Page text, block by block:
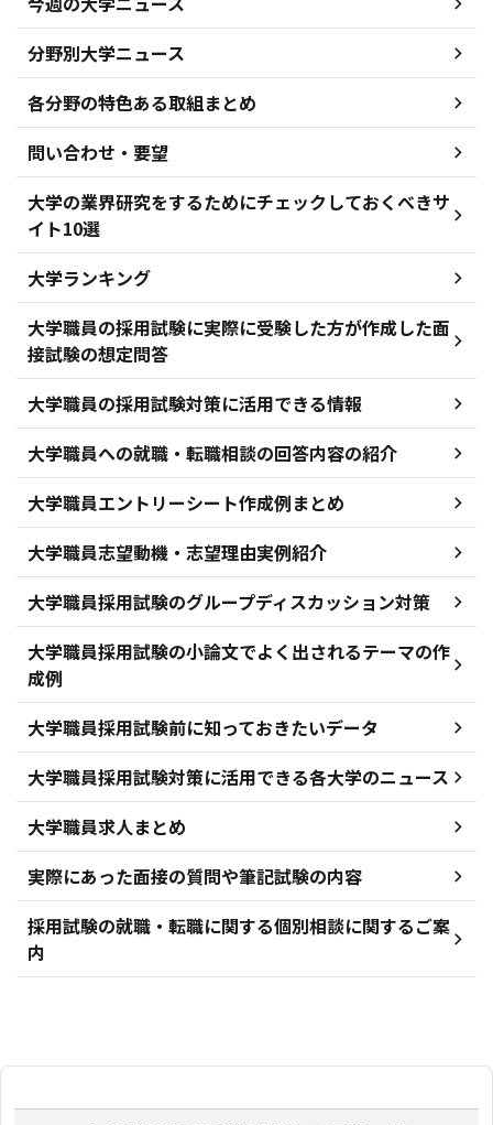
分野別大学ニュース
各分野の特色ある取組まとめ
問い合わせ・要望
大学の業界研究をするためにチェックしておくべきサ
イト10選
大学ランキング
大学職員の採用試験に実際に受験した方が作成した面
接試験の想定問答
大学職員の採用試験対策に活用できる情報
大学職員への就職・転職相談の回答内容の紹介
大学職員エントリーシート作成例まとめ
大学職員志望動機・志望理由実例紹介
大学職員採用試験のグループディスカッション対策
大学職員採用試験の小論文でよく出されるテーマの作
成例
大学職員採用試験前に知っておきたいデータ
大学職員採用試験対策に活用できる各大学のニュース
大学職員求人まとめ
実際にあった面接の質問や筆記試験の内容
採用試験の就職・転職に関する個別相談に関するご案
内